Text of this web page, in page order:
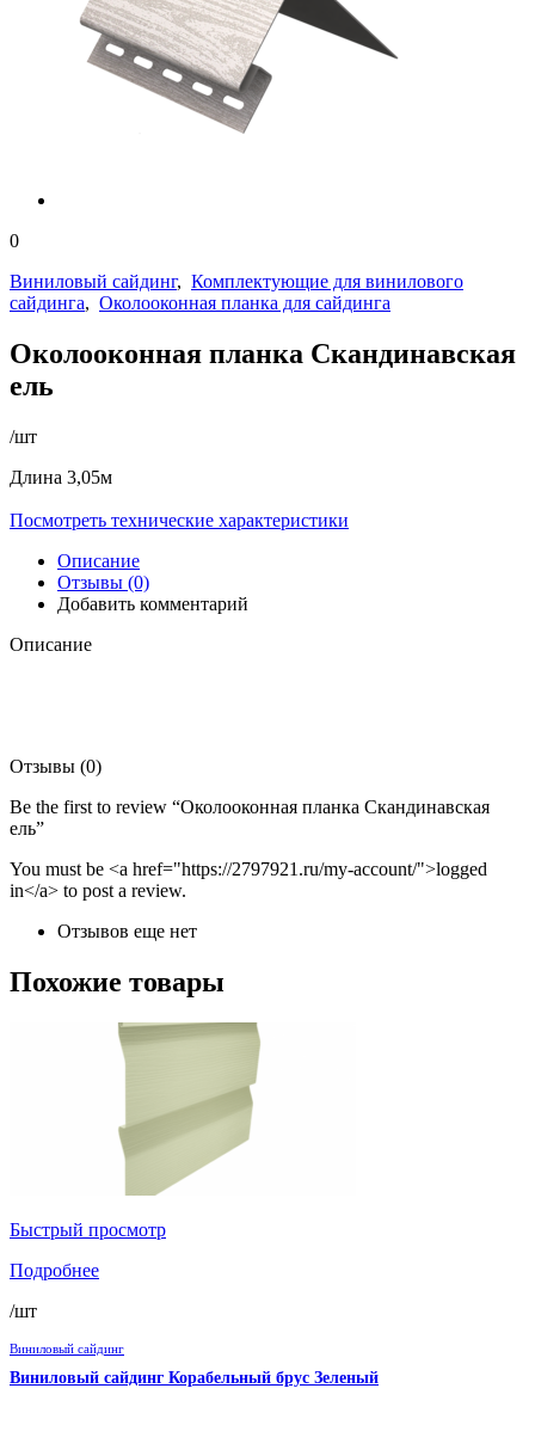
0
Виниловый сайдинг, Комплектующие для винилового
сайдинга, Околооконная планка для сайдинга
Околооконная планка Скандинавская
ель
/шт
Длина 3,05м
Посмотреть технические характеристики
Описание
Отзывы (0)
Добавить комментарий
Описание
Отзывы (0)
Be the first to review “Околооконная планка Скандинавская
ель”
You must be <a href="https://2797921.ru/my-account/">logged
in</a> to post a review.
Отзывов еще нет
Похожие товары
Быстрый просмотр
Подробнее
/шт
Виниловый сайдинг
Виниловый сайдинг Корабельный брус Зеленый